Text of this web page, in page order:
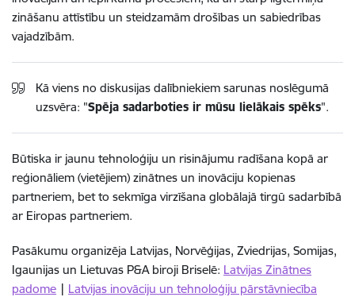
zināšanu attīstību un steidzamām drošības un sabiedrības
vajadzībām.
Kā viens no diskusijas dalībniekiem sarunas noslēgumā
uzsvēra: "Spēja sadarboties ir mūsu lielākais spēks".
Būtiska ir jaunu tehnoloģiju un risinājumu radīšana kopā ar
reģionāliem (vietējiem) zinātnes un inovāciju kopienas
partneriem, bet to sekmīga virzīšana globālajā tirgū sadarbībā
ar Eiropas partneriem.
Pasākumu organizēja Latvijas, Norvēģijas, Zviedrijas, Somijas,
Igaunijas un Lietuvas P&A biroji Briselē: Latvijas Zinātnes
padome | Latvijas inovāciju un tehnoloģiju pārstāvniecība